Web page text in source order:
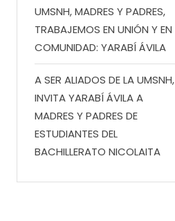
UMSNH, MADRES Y PADRES,
TRABAJEMOS EN UNIÓN Y EN
COMUNIDAD: YARABÍ ÁVILA
A SER ALIADOS DE LA UMSNH,
INVITA YARABÍ ÁVILA A
MADRES Y PADRES DE
ESTUDIANTES DEL
BACHILLERATO NICOLAITA